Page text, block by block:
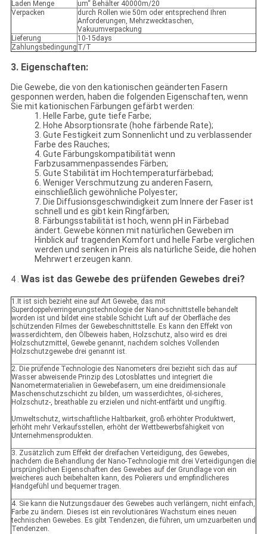
Laden Menge
um“ Behälter 40000m/20
Verpacken
durch Rollen wie 50m oder entsprechend Ihren
Anforderungen, Mehrzwecktaschen,
Vakuumverpackung
Lieferung
10-15days
Zahlungsbedingung T/T
3. Eigenschaften:
Die Gewebe, die von den kationischen geänderten Fasern
gesponnen werden, haben die folgenden Eigenschaften, wenn
Sie mit kationischen Färbungen gefärbt werden:
1. Helle Farbe, gute tiefe Farbe;
2. Hohe Absorptionsrate (hohe färbende Rate);
3. Gute Festigkeit zum Sonnenlicht und zu verblassender
Farbe des Rauches;
4. Gute Färbungskompatibilität wenn
Farbzusammenpassendes Färben;
5. Gute Stabilität im Hochtemperaturfärbebad;
6. Weniger Verschmutzung zu anderen Fasern,
einschließlich gewöhnliche Polyester;
7. Die Diffusionsgeschwindigkeit zum Innere der Faser ist
schnell und es gibt kein Ringfärben;
8. Färbungsstabilität ist hoch, wenn pH in Färbebad
ändert. Gewebe können mit natürlichen Geweben im
Hinblick auf tragenden Komfort und helle Farbe verglichen
werden und senken in Preis als natürliche Seide, die hohen
Mehrwert erzeugen kann.
4 . Was ist das Gewebe des prüfenden Gewebes drei?
1.It ist sich bezieht eine auf Art Gewebe, das mit
Superdoppelverringerungstechnologie der Nano-schnittstelle behandelt
worden ist und bildet eine stabile Schicht Luft auf der Oberfläche des
schützenden Filmes der Gewebeschnittstelle. Es kann den Effekt von
wasserdichtem, den Ölbeweis haben, Holzschutz, also wird es drei
Holzschutzmittel, Gewebe genannt, nachdem solches Vollenden
Holzschutzgewebe drei genannt ist.
2. Die prüfende Technologie des Nanometers drei bezieht sich das auf
Wasser abweisende Prinzip des Lotosblattes und integriert die
Nanometermaterialien in Gewebefasern, um eine dreidimensionale
Maschenschutzschicht zu bilden, um wasserdichtes, öl-sicheres,
Holzschutz-, breathable zu erzielen und nicht-entfärbt und ungiftig.
Umweltschutz, wirtschaftliche Haltbarkeit, groß erhöhter Produktwert,
erhöht mehr Verkaufsstellen, erhöht der Wettbewerbsfähigkeit von
Unternehmensprodukten.
3. Zusätzlich zum Effekt der dreifachen Verteidigung, des Gewebes,
nachdem die Behandlung der Nano-Technologie mit drei Verteidigungen die
ursprünglichen Eigenschaften des Gewebes auf der Grundlage von ein
weicheres auch beibehalten kann, des Polierers und empfindlicheres
Handgefühl und bequemer tragen.
4. Sie kann die Nutzungsdauer des Gewebes auch verlängern, nicht einfach,
Farbe zu ändern. Dieses ist ein revolutionäres Wachstum eines neuen
technischen Gewebes. Es gibt Tendenzen, die führen, um umzuarbeiten und
Tendenzen.